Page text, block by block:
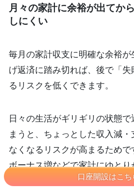
口座開設はこち
月々の家計に余裕が出てか
しにくい
毎月の家計収支に明確な余裕
げ返済に踏み切れば、後で「
るリスクを低くできます。
日々の生活がギリギリの状態
まうと、ちょっとした収入減
なくなるリスクが高まるため
ボーナス増などで家計にゆと
の余裕分を返済に回すようにす